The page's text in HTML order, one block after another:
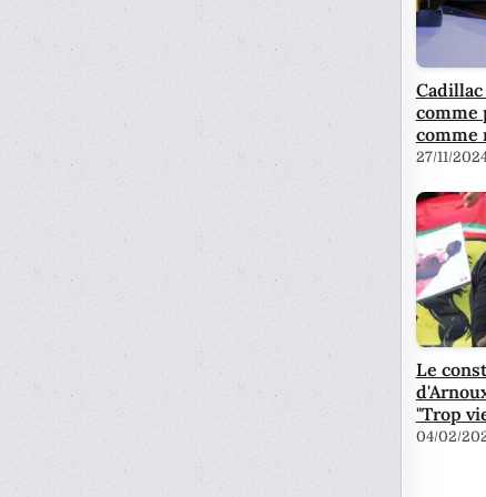
comme
comme
27/11/
Le
"Trop
04/02/